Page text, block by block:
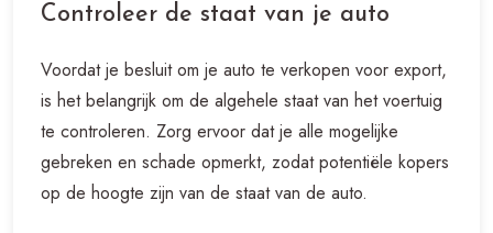
Controleer de staat van je auto
Voordat je besluit om je auto te verkopen voor export,
is het belangrijk om de algehele staat van het voertuig
te controleren. Zorg ervoor dat je alle mogelijke
gebreken en schade opmerkt, zodat potentiële kopers
op de hoogte zijn van de staat van de auto.